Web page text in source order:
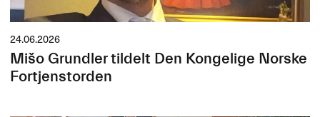
24.06.2026
Mišo Grundler tildelt Den Kongelige Norske
Fortjenstorden